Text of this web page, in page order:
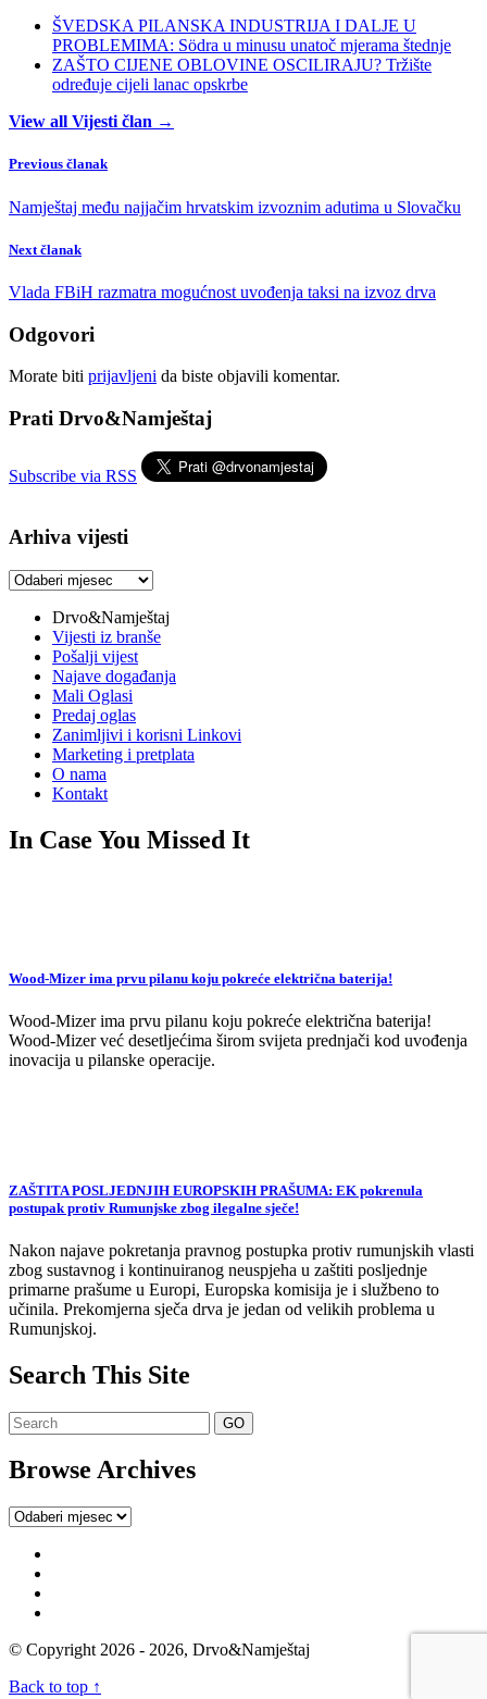
ŠVEDSKA PILANSKA INDUSTRIJA I DALJE U
PROBLEMIMA: Södra u minusu unatoč mjerama štednje
ZAŠTO CIJENE OBLOVINE OSCILIRAJU? Tržište
određuje cijeli lanac opskrbe
View all Vijesti član →
Previous članak
Namještaj među najjačim hrvatskim izvoznim adutima u Slovačku
Next članak
Vlada FBiH razmatra mogućnost uvođenja taksi na izvoz drva
Odgovori
Morate biti prijavljeni da biste objavili komentar.
Prati Drvo&Namještaj
Subscribe via RSS
Arhiva vijesti
Arhiva
Drvo&Namještaj
Vijesti iz branše
Pošalji vijest
Najave događanja
Mali Oglasi
Predaj oglas
Zanimljivi i korisni Linkovi
Marketing i pretplata
O nama
Kontakt
In Case You Missed It
Wood-Mizer ima prvu pilanu koju pokreće električna baterija!
Wood-Mizer ima prvu pilanu koju pokreće električna baterija!
Wood-Mizer već desetljećima širom svijeta prednjači kod uvođenja
inovacija u pilanske operacije.
ZAŠTITA POSLJEDNJIH EUROPSKIH PRAŠUMA: EK pokrenula
postupak protiv Rumunjske zbog ilegalne sječe!
Nakon najave pokretanja pravnog postupka protiv rumunjskih vlasti
zbog sustavnog i kontinuiranog neuspjeha u zaštiti posljednje
primarne prašume u Europi, Europska komisija je i službeno to
učinila. Prekomjerna sječa drva je jedan od velikih problema u
Rumunjskoj.
Search This Site
Browse Archives
Browse
© Copyright 2026 - 2026, Drvo&Namještaj
Back to top ↑